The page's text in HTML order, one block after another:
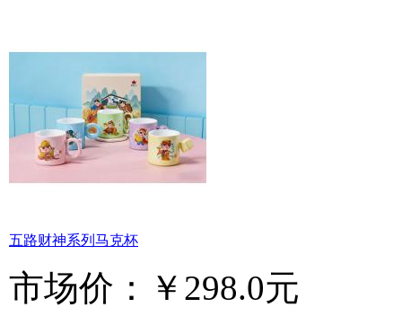
五路财神系列马克杯
市场价：
￥298.0元